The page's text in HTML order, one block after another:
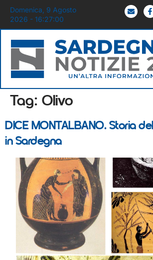
Domenica, 9 Agosto
2026 - 16:27:00
Tag: Olivo
DICE MONTALBANO. Storia
in Sardegna